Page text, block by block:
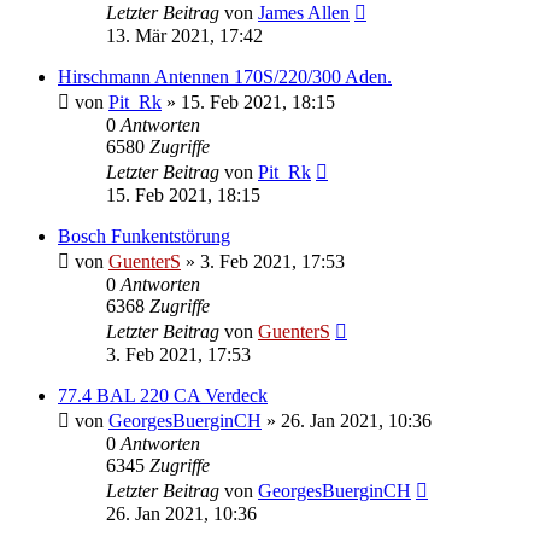
Letzter Beitrag von James Allen
13. Mär 2021, 17:42
Hirschmann Antennen 170S/220/300 Aden.
von Pit_Rk » 15. Feb 2021, 18:15
0 Antworten
6580 Zugriffe
Letzter Beitrag von Pit_Rk
15. Feb 2021, 18:15
Bosch Funkentstörung
von GuenterS » 3. Feb 2021, 17:53
0 Antworten
6368 Zugriffe
Letzter Beitrag von GuenterS
3. Feb 2021, 17:53
77.4 BAL 220 CA Verdeck
von GeorgesBuerginCH » 26. Jan 2021, 10:36
0 Antworten
6345 Zugriffe
Letzter Beitrag von GeorgesBuerginCH
26. Jan 2021, 10:36